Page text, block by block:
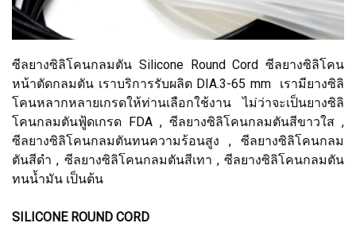
ซีลยางซิลิโคนกลมตัน Silicone Round Cord ซีลยางซิลิโคน
หน้าตัดกลมตัน เราบริการรับผลิต DIA.3-65 mm เรามียางซิลิ
โคนหลากหลายเกรดให้ท่านเลือกใช้งาน ไม่ว่าจะเป็นยางซิลิ
โคนกลมตันฟู้ดเกรด FDA , ซีลยางซิลิโคนกลมตันสีขาวใส ,
ซีลยางซิลิโคนกลมตันทนความร้อนสูง , ซีลยางซิลิโคนกลม
ตันสีดำ , ซีลยางซิลิโคนกลมตันสีเทา , ซีลยางซิลิโคนกลมตัน
ทนน้ำมัน เป็นต้น
SILICONE ROUND CORD